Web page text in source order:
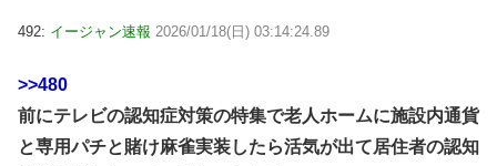
492: イージャン速報 2026/01/18(日) 03:14:24.89
>>480
前にテレビの認知症対策の特集で老人ホームに施設内通貨
と専用パチと賭け麻雀実装したら活気が出て居住者の認知